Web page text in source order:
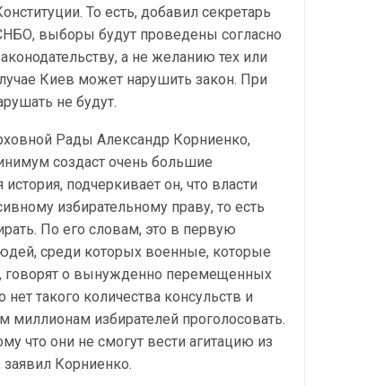
То есть, добавил секретарь
выборы будут проведены согласно
а не желанию тех или
Киев может нарушить закон. При
не будут.
Рады Александр Корниенко,
создаст очень большие
подчеркивает он, что власти
избирательному праву, то есть
По его словам, это в первую
среди которых военные, которые
говорят о вынужденно перемещенных
такого количества консульств и
миллионам избирателей проголосовать.
что они не смогут вести агитацию из
Корниенко.